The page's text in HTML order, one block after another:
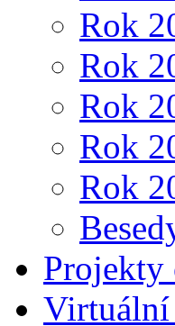
Rok
Rok
Rok
Rok
Rok
Projekty